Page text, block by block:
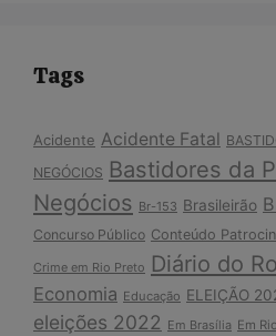
Tags
Acidente Acidente Fatal
NEGÓCIOS Bastidores da
Negócios Br-153 Brasileirão
Concurso Público Conteúdo
Crime em Rio Preto Diário do
Economia Educação ELEIÇÃO
eleições 2022 Em Brasília Em